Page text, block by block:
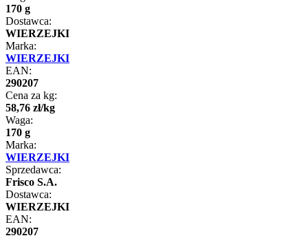
170 g
Dostawca:
WIERZEJKI
Marka:
WIERZEJKI
EAN:
290207
Cena za kg:
58,76 zł/kg
Waga:
170 g
Marka:
WIERZEJKI
Sprzedawca:
Frisco S.A.
Dostawca:
WIERZEJKI
EAN:
290207